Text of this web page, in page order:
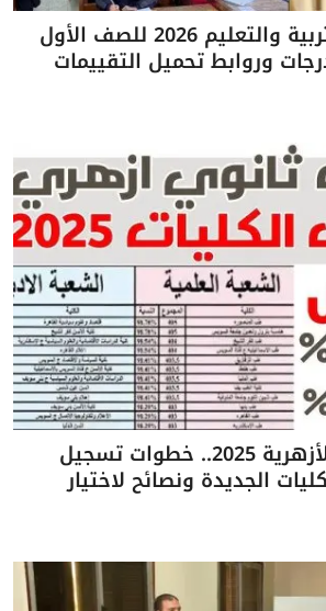
تقييمات وزارة التربية والتعليم 2026 للصف الأول
وروابط تحميل التقييمات
تنسيق الثانوية الأزهرية 2025.. خطوات تسجيل
الجديدة ونصائح لاختيار